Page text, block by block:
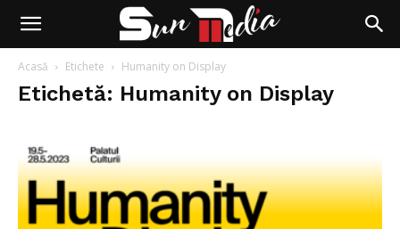
Acasă Etichete Humanity on Display
Etichetă: Humanity on Display